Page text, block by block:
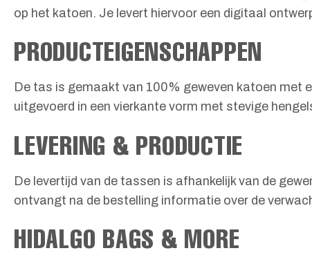
op het katoen. Je levert hiervoor een digitaal
PRODUCTEIGENSCHAPPEN
De tas is gemaakt van 100% geweven katoen met
uitgevoerd in een vierkante vorm met stevige
LEVERING & PRODUCTIE
De levertijd van de tassen is afhankelijk van de
ontvangt na de bestelling informatie over de
HIDALGO BAGS & MORE